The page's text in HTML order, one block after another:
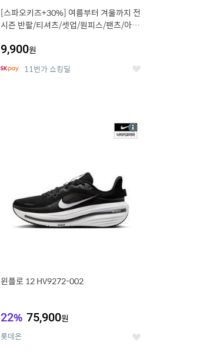
[스파오키즈+30%] 여름부터 겨울까지 전
시즌 반팔/티셔츠/셋업/원피스/팬츠/아우
9,900원
11번가 쇼킹딜 좋
윈플로 12 HV9272-002
22% 75,900원
롯데온 좋
상
세